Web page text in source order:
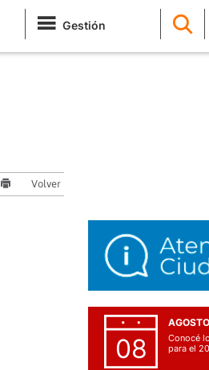
Gestión
Volver
08
AGOSTO
Conocé
para el